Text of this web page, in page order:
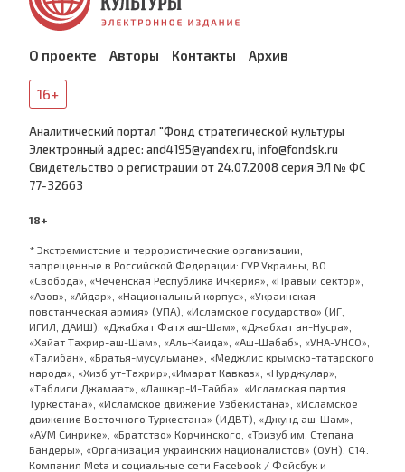
О проекте Авторы Контакты Архив
16+
Аналитический портал "Фонд стратегической культуры
Электронный адрес: and4195@yandex.ru, info@fondsk.ru
Cвидетельство о регистрации от 24.07.2008 серия ЭЛ № ФС
77-32663
18+
* Экстремистские и террористические организации,
запрещенные в Российской Федерации: ГУР Украины, ВО
«Свобода», «Чеченская Республика Ичкерия», «Правый сектор»,
«Азов», «Айдар», «Национальный корпус», «Украинская
повстанческая армия» (УПА), «Исламское государство» (ИГ,
ИГИЛ, ДАИШ), «Джабхат Фатх аш-Шам», «Джабхат ан-Нусра»,
«Хайат Тахрир-аш-Шам», «Аль-Каида», «Аш-Шабаб», «УНА-УНСО»,
«Талибан», «Братья-мусульмане», «Меджлис крымско-татарского
народа», «Хизб ут-Тахрир»,«Имарат Кавказ», «Нурджулар»,
«Таблиги Джамаат», «Лашкар-И-Тайба», «Исламская партия
Туркестана», «Исламское движение Узбекистана», «Исламское
движение Восточного Туркестана» (ИДВТ), «Джунд аш-Шам»,
«АУМ Синрике», «Братство» Корчинского, «Тризуб им. Степана
Бандеры», «Организация украинских националистов» (ОУН), С14.
Компания Meta и социальные сети Facebook / Фейсбук и